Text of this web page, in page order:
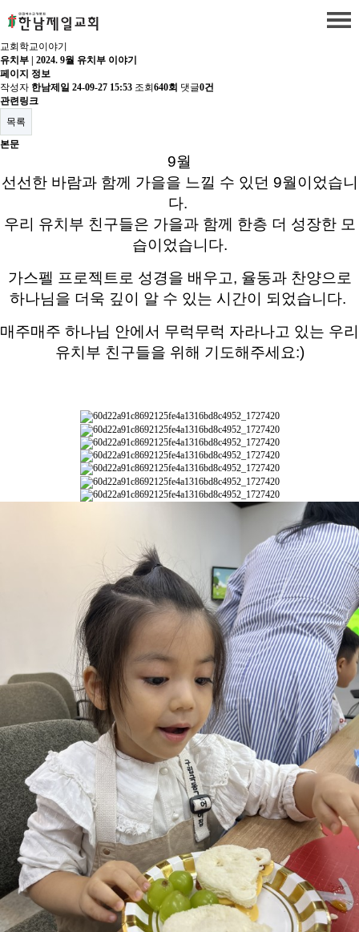
교회학교이야기
유치부 | 2024. 9월 유치부 이야기
페이지 정보
작성자 한남제일 24-09-27 15:53 조회 640회 댓글0건
관련링크
목록
본문
9월
선선한 바람과 함께 가을을 느낄 수 있던 9월이었습니
다.
우리 유치부 친구들은 가을과 함께 한층 더 성장한 모
습이었습니다.
가스펠 프로젝트로 성경을 배우고, 율동과 찬양으로
하나님을 더욱 깊이 알 수 있는 시간이 되었습니다.
매주매주 하나님 안에서 무럭무럭 자라나고 있는 우리
유치부 친구들을 위해 기도해주세요:)